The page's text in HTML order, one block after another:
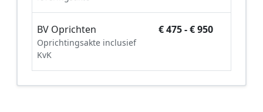
BV Oprichten
Oprichtingsakte inclusief
KvK
€ 475 - € 950